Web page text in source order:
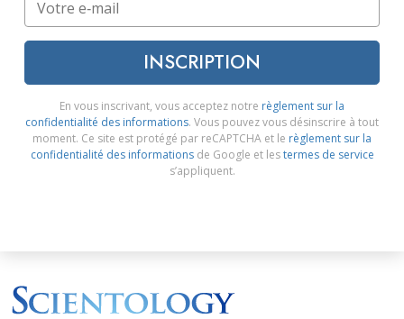
INSCRIPTION
En vous inscrivant, vous acceptez notre règlement sur la
confidentialité des informations. Vous pouvez vous désinscrire à tout
moment. Ce site est protégé par reCAPTCHA et le règlement sur la
confidentialité des informationsde Google et lestermes de service
s’appliquent.